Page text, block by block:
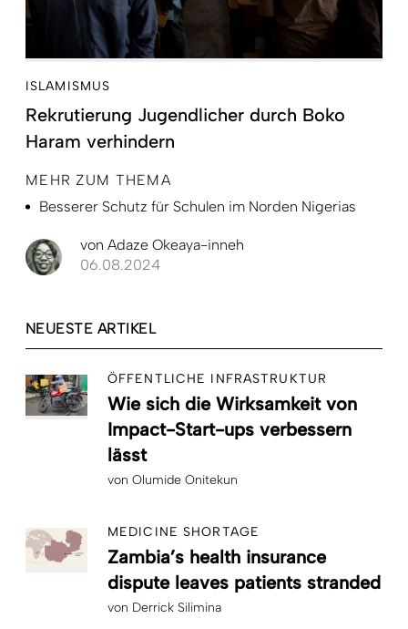
ISLAMISMUS
Rekrutierung Jugendlicher durch Boko
Haram verhindern
MEHR ZUM THEMA
Besserer Schutz für Schulen im Norden Nigerias
von Adaze Okeaya-inneh
06.08.2024
NEUESTE ARTIKEL
ÖFFENTLICHE INFRASTRUKTUR
Wie sich die Wirksamkeit von
Impact-Start-ups verbessern
lässt
von Olumide Onitekun
MEDICINE SHORTAGE
Zambia’s health insurance
dispute leaves patients stranded
von Derrick Silimina